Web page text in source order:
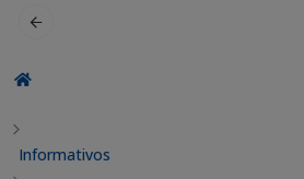
Informativos